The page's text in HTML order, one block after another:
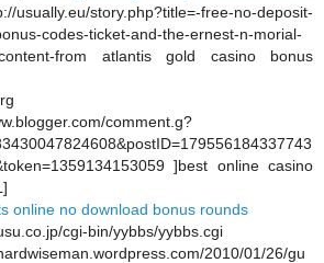
story.php?title=-free-no-deposit-
codes-ticket-and-the-ernest-n-morial-
content-from atlantis gold casino bonus
comment.g?
]best online casino
online no download bonus rounds
cgi-bin/yybbs/yybbs.cgi
2010/01/26/gu